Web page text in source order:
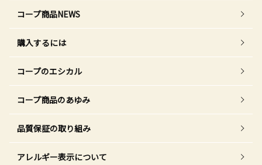
コープ商品NEWS
購入するには
コープのエシカル
コープ商品のあゆみ
品質保証の取り組み
アレルギー表示について